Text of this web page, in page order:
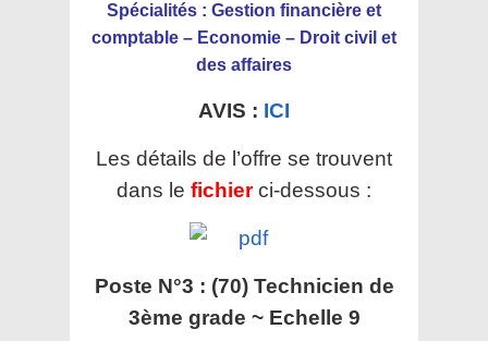
Spécialités : Gestion financière et
comptable – Economie – Droit civil et
des affaires
AVIS : ICI
Les détails de l’offre se trouvent
dans le fichier ci-dessous :
Poste N°3 : (70) Technicien de
3ème grade ~ Echelle 9